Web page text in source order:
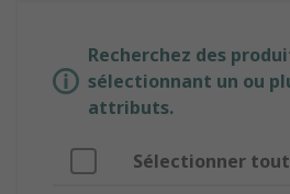
Recherchez des
sélectionnant un ou
attributs.
Sélectionner tout